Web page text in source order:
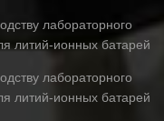
лабораторного
литий-ионных батарей
лабораторного
литий-ионных батарей